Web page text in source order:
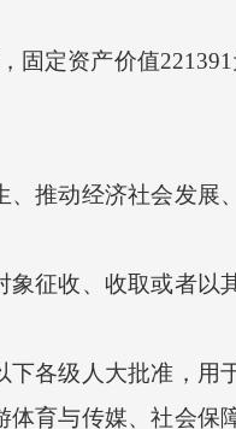
定资产价值221391
推动经济社会发展、
征收、收取或者以
各级人大批准，用
育与传媒、社会保